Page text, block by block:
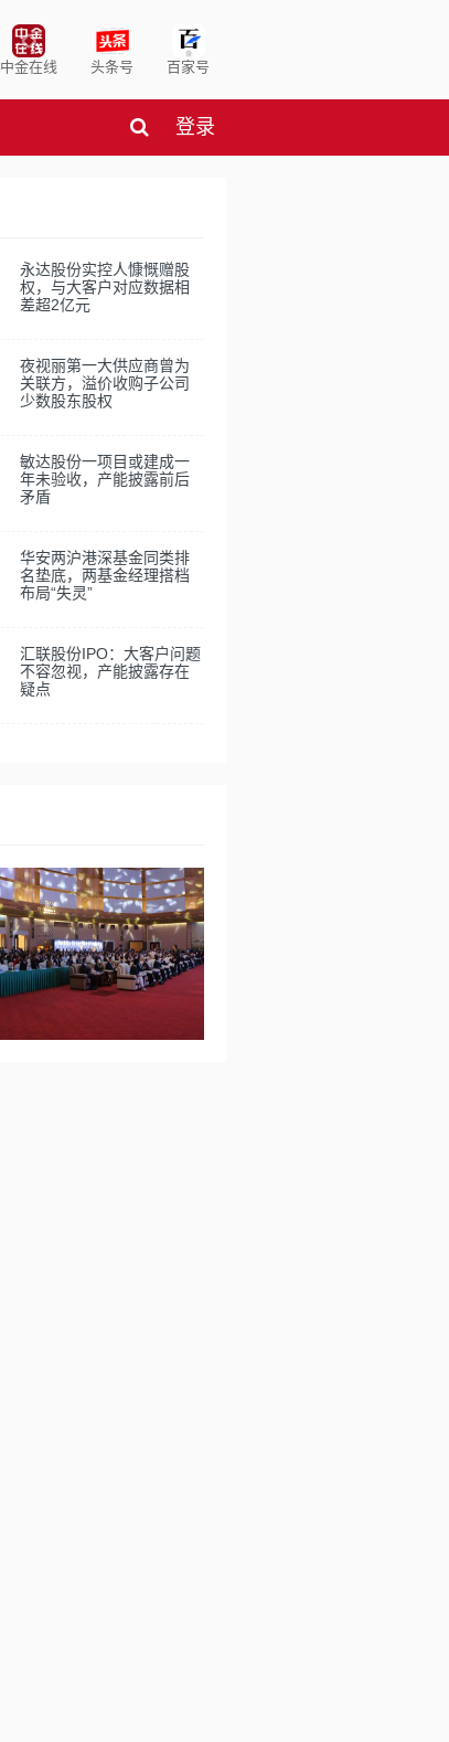
中金在线 头条号 百家号
登录
永达股份实控人慷慨赠股
权，与大客户对应数据相
差超2亿元
夜视丽第一大供应商曾为
关联方，溢价收购子公司
少数股东股权
敏达股份一项目或建成一
年未验收，产能披露前后
矛盾
华安两沪港深基金同类排
名垫底，两基金经理搭档
布局“失灵”
汇联股份IPO：大客户问题
不容忽视，产能披露存在
疑点